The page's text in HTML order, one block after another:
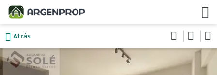
Atrás